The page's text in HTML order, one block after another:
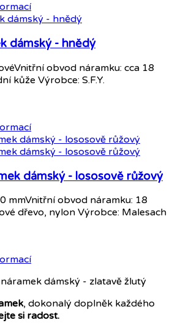
dámský - hnědý
obvod náramku: cca 18
kůže Výrobce: S.F.Y.
dámský - lososově růžový
mmVnitřní obvod náramku: 18
dřevo, nylon Výrobce: Malesach
, dokonalý doplněk každého
si radost.